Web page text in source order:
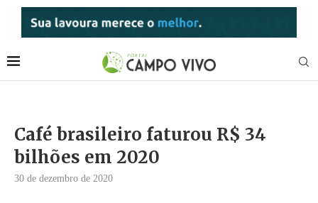
Café brasileiro faturou R$ 34
bilhões em 2020
30 de dezembro de 2020